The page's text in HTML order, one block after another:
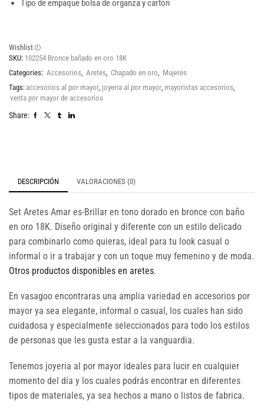
Tipo de empaque bolsa de organza y cartón
Wishlist
SKU: 102254 Bronce bañado en oro 18K
Categories: Accesorios Aretes Chapado en oro
Mujeres
Tags: accesorios al por mayor joyeria al por mayor mayoristas accesorios
venta por mayor de accesorios
Share:
DESCRIPCIÓN VALORACIONES (0)
Set Aretes Amar es-Brillar en tono dorado en bronce con baño
en oro 18K. Diseño original y diferente con un estilo delicado
para combinarlo como quieras, ideal para tu look casual o
informal o ir a trabajar y con un toque muy femenino y de moda.
Otros productos disponibles en aretes.
En vasagoo encontraras una amplia variedad en accesorios por
mayor ya sea elegante, informal o casual, los cuales han sido
cuidadosa y especialmente seleccionados para todo los estilos
de personas que les gusta estar a la vanguardia.
Tenemos joyeria al por mayor ideales para lucir en cualquier
momento del día y los cuales podrás encontrar en diferentes
tipos de materiales, ya sea hechos a mano o listos de fabrica.